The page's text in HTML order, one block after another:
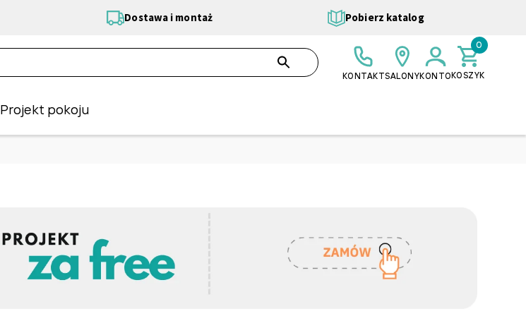
Dostawa i montaż Pobierz katalog
Projekt pokoju
SZUKAJ
KONTAKTSALONYKONTOKOSZYK
0,00 ZŁ
0